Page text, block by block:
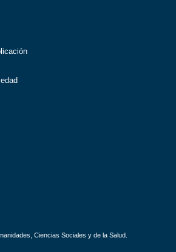
Ciencias Sociales y de la Salud.